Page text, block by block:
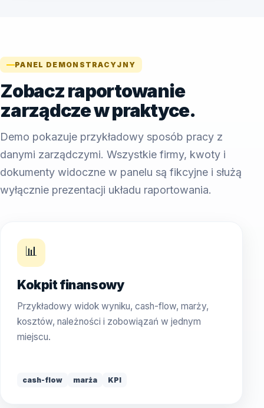
PANEL DEMONSTRACYJNY
Zobacz raportowanie
zarządcze w praktyce.
Demo pokazuje przykładowy sposób pracy z
danymi zarządczymi. Wszystkie firmy, kwoty i
dokumenty widoczne w panelu są fikcyjne i służą
wyłącznie prezentacji układu raportowania.
📊
Kokpit finansowy
Przykładowy widok wyniku, cash-flow, marży,
kosztów, należności i zobowiązań w jednym
miejscu.
cash-flow marża KPI